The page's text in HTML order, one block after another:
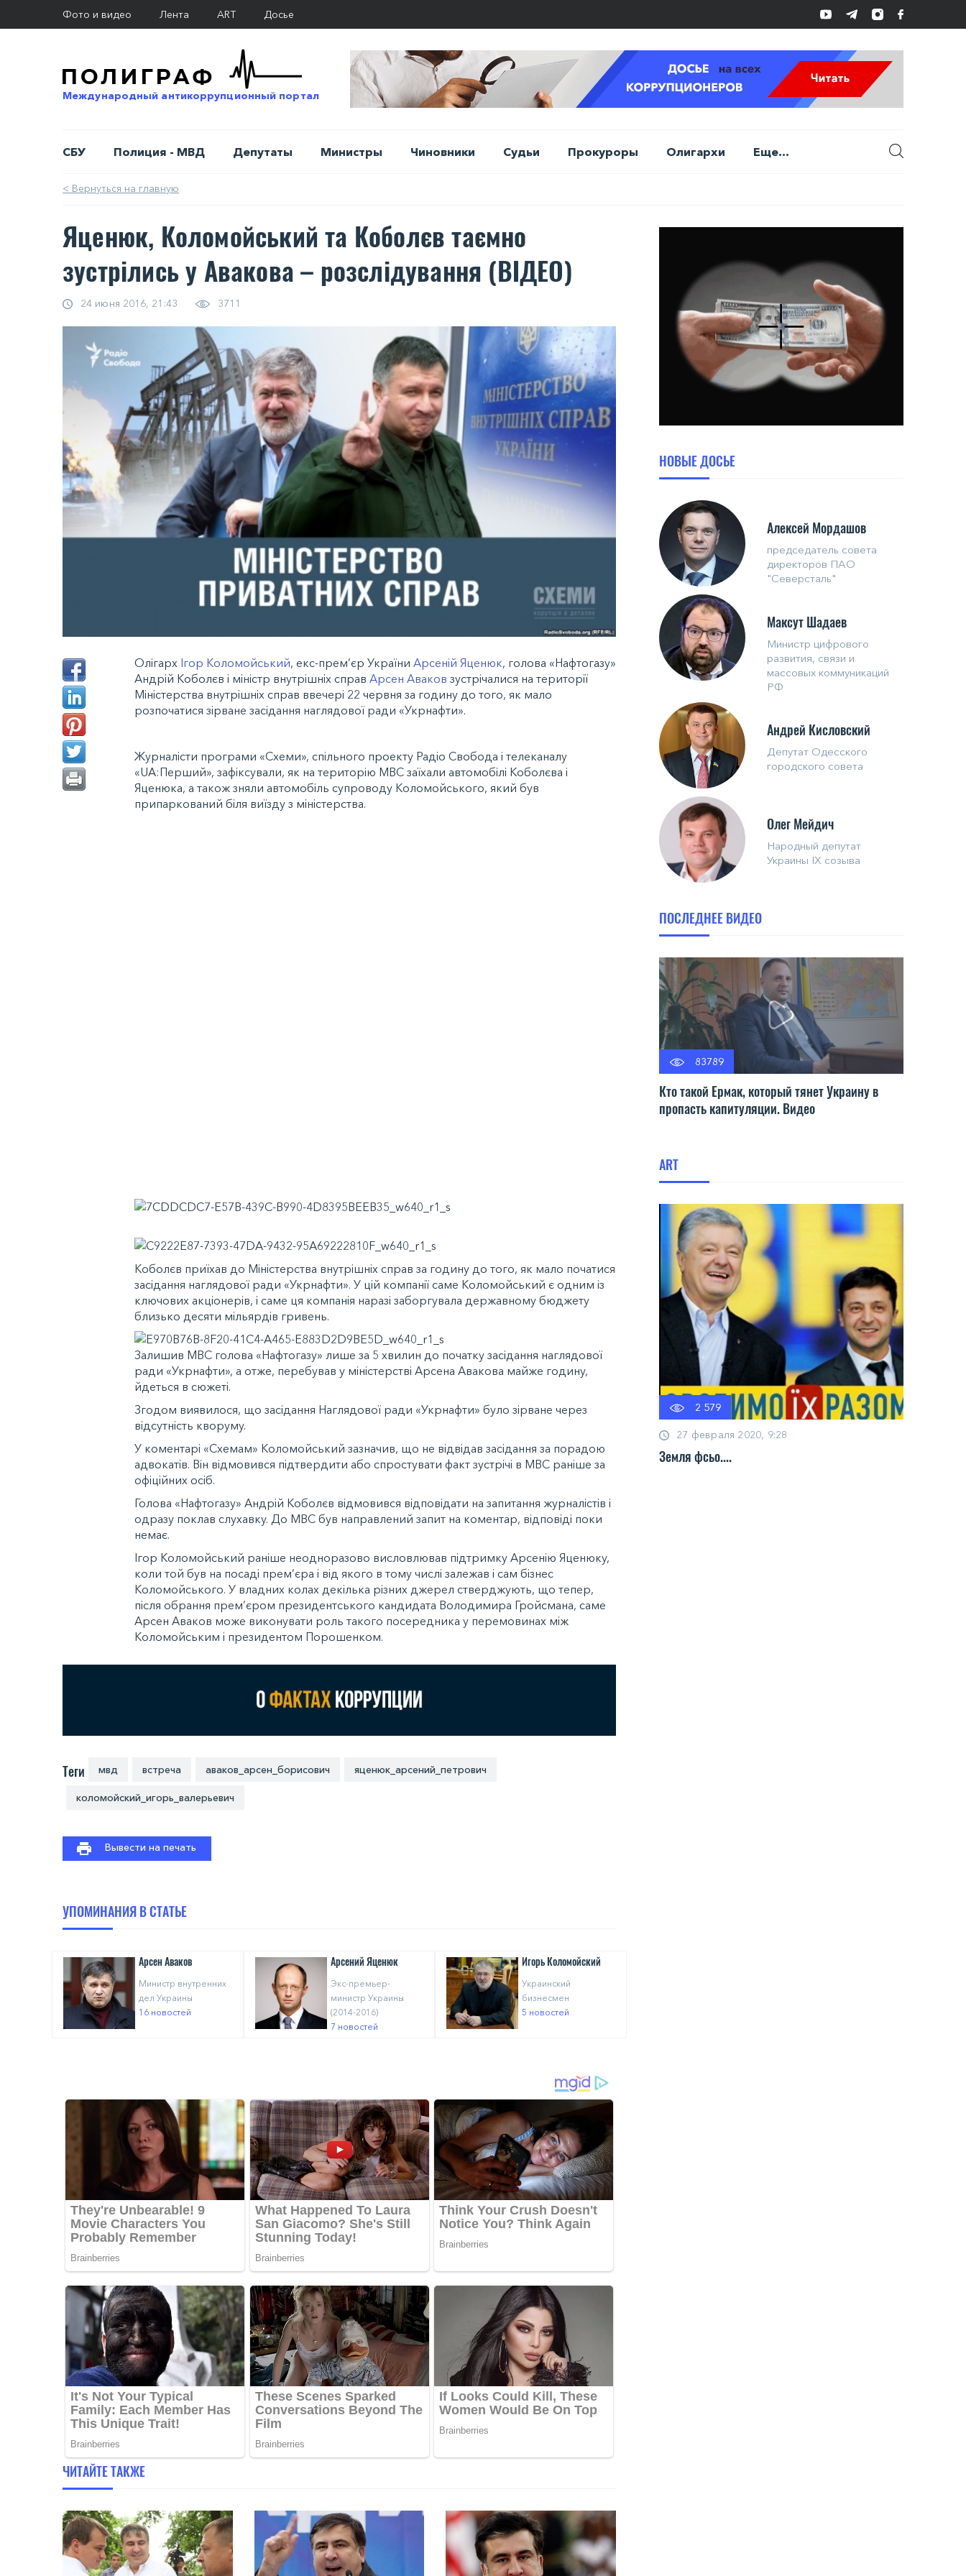
Фото и видео Лента ART Досье
Международный антикоррупционный портал
СБУ Полиция - МВД Депутаты Министры Чиновники Судьи Прокуроры Олигархи Еще...
< Вернуться на главную
Яценюк, Коломойський та Коболєв таємно
зустрілись у Авакова – розслідування (ВІДЕО)
24 июня 2016, 21:43 3711
Олігарх Ігор Коломойський, екс-прем’єр України Арсеній Яценюк, голова «Нафтогазу»
Андрій Коболєв і міністр внутрішніх справ Арсен Аваков зустрічалися на території
Міністерства внутрішніх справ ввечері 22 червня за годину до того, як мало
розпочатися зірване засідання наглядової ради «Укрнафти».
Журналісти програми «Схеми», спільного проекту Радіо Свобода і телеканалу
«UA:Перший», зафіксували, як на територію МВС заїхали автомобілі Коболєва і
Яценюка, а також зняли автомобіль супроводу Коломойського, який був
припаркований біля виїзду з міністерства.
Коболєв приїхав до Міністерства внутрішніх справ за годину до того, як мало початися
засідання наглядової ради «Укрнафти». У цій компанії саме Коломойський є одним із
ключових акціонерів, і саме ця компанія наразі заборгувала державному бюджету
близько десяти мільярдів гривень.
Залишив МВС голова «Нафтогазу» лише за 5 хвилин до початку засідання наглядової
ради «Укрнафти», а отже, перебував у міністерстві Арсена Авакова майже годину,
йдеться в сюжеті.
Згодом виявилося, що засідання Наглядової ради «Укрнафти» було зірване через
відсутність кворуму.
У коментарі «Схемам» Коломойський зазначив, що не відвідав засідання за порадою
адвокатів. Він відмовився підтвердити або спростувати факт зустрічі в МВС раніше за
офіційних осіб.
Голова «Нафтогазу» Андрій Коболєв відмовився відповідати на запитання журналістів і
одразу поклав слухавку. До МВС був направлений запит на коментар, відповіді поки
немає.
Ігор Коломойський раніше неодноразово висловлював підтримку Арсенію Яценюку,
коли той був на посаді прем’єра і від якого в тому числі залежав і сам бізнес
Коломойського. У владних колах декілька різних джерел стверджують, що тепер,
після обрання прем’єром президентського кандидата Володимира Гройсмана, саме
Арсен Аваков може виконувати роль такого посередника у перемовинах між
Коломойським і президентом Порошенком.
Теги мвд встреча аваков_арсен_борисович яценюк_арсений_петрович
коломойский_игорь_валерьевич
Вывести на печать
УПОМИНАНИЯ В СТАТЬЕ
Арсен Аваков
Министр внутренних
дел Украины
16 новостей
Арсений Яценюк
Экс-премьер-
министр Украины
(2014-2016)
7 новостей
Игорь Коломойский
Украинский
бизнесмен
5 новостей
ЧИТАЙТЕ ТАКЖЕ
НОВЫЕ ДОСЬЕ
Алексей Мордашов
председатель совета
директоров ПАО
"Северсталь"
Максут Шадаев
Министр цифрового
развития, связи и
массовых коммуникаций
РФ
Андрей Кисловский
Депутат Одесского
городского совета
Олег Мейдич
Народный депутат
Украины IX созыва
ПОСЛЕДНЕЕ ВИДЕО
83789
Кто такой Ермак, который тянет Украину в
пропасть капитуляции. Видео
ART
2 579
27 февраля 2020, 9:28
Земля фсьо....